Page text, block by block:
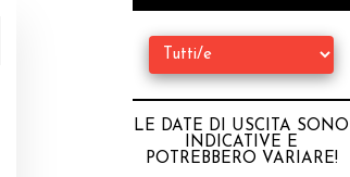
LE DATE DI USCITA SONO
INDICATIVE E
POTREBBERO VARIARE!